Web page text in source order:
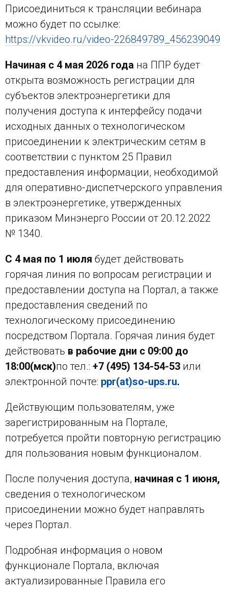
Присоединиться к трансляции вебинара
можно будет по ссылке:
https://vkvideo.ru/video-226849789_456239049
Начиная с 4 мая 2026 года на ППР будет
открыта возможность регистрации для
субъектов электроэнергетики для
получения доступа к интерфейсу подачи
исходных данных о технологическом
присоединении к электрическим сетям в
соответствии с пунктом 25 Правил
предоставления информации, необходимой
для оперативно-диспетчерского управления
в электроэнергетике, утвержденных
приказом Минэнерго России от 20.12.2022
№ 1340.
С 4 мая по 1 июля будет действовать
горячая линия по вопросам регистрации и
предоставлении доступа на Портал, а также
предоставления сведений по
технологическому присоединению
посредством Портала. Горячая линия будет
действовать в рабочие дни с 09:00 до
18:00(мск)по тел.: +7 (495) 134-54-53 или
электронной почте: ppr(at)so-ups.ru.
Действующим пользователям, уже
зарегистрированным на Портале,
потребуется пройти повторную регистрацию
для пользования новым функционалом.
После получения доступа, начиная с 1 июня,
сведения о технологическом
присоединении можно будет направлять
через Портал.
Подробная информация о новом
функционале Портала, включая
актуализированные Правила его